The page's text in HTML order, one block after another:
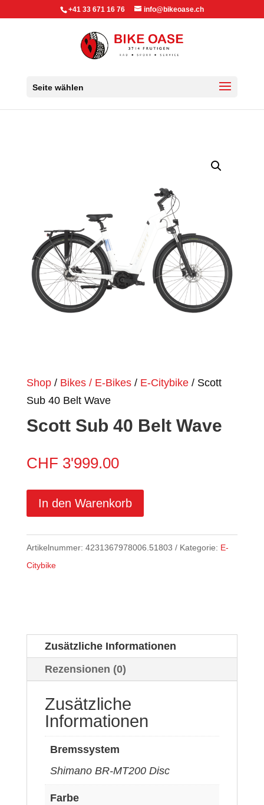
+41 33 671 16 76 info@bikeoase.ch
Seite wählen
Shop/ Bikes / E-Bikes/ E-Citybike/ Scott
Sub 40 Belt Wave
Scott Sub 40 Belt Wave
CHF 3'999.00
In den Warenkorb
Artikelnummer: 4231367978006.51803 Kategorie: E-
Citybike
Zusätzliche Informationen
Rezensionen (0)
Zusätzliche
Informationen
Bremssystem
Shimano BR-MT200 Disc
Farbe